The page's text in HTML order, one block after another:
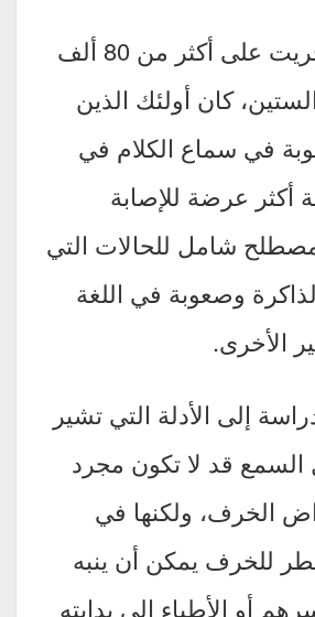
وفي دراسة أجريت على أكثر من 80 ألف
كان أولئك الذين
في سماع الكلام في
أكثر عرضة للإصابة
شامل للحالات التي
وصعوبة في اللغة
الأخرى.
إلى الأدلة التي تشير
قد لا تكون مجرد
الخرف، ولكنها في
للخرف يمكن أن ينبه
أو الأطباء إلى بدايته